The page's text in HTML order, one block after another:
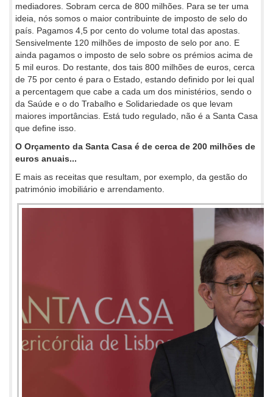
mediadores. Sobram cerca de 800 milhões. Para se ter uma
ideia, nós somos o maior contribuinte de imposto de selo do
país. Pagamos 4,5 por cento do volume total das apostas.
Sensivelmente 120 milhões de imposto de selo por ano. E
ainda pagamos o imposto de selo sobre os prémios acima de
5 mil euros. Do restante, dos tais 800 milhões de euros, cerca
de 75 por cento é para o Estado, estando definido por lei qual
a percentagem que cabe a cada um dos ministérios, sendo o
da Saúde e o do Trabalho e Solidariedade os que levam
maiores importâncias. Está tudo regulado, não é a Santa Casa
que define isso.
O Orçamento da Santa Casa é de cerca de 200 milhões de
euros anuais...
E mais as receitas que resultam, por exemplo, da gestão do
património imobiliário e arrendamento.